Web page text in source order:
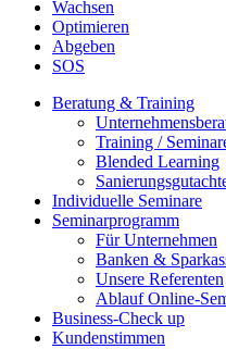
Wachsen
Optimieren
Abgeben
SOS
Beratung & Training
Training /
Blended Learning
Individuelle Seminare
Seminarprogramm
Für Unternehmen
Banken &
Unsere Referenten
Ablauf Online-
Business-Check up
Kundenstimmen